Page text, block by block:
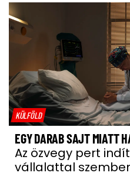
KÜLFÖLD
EGY DARAB SAJT MIATT
Az özvegy pert
vállalattal